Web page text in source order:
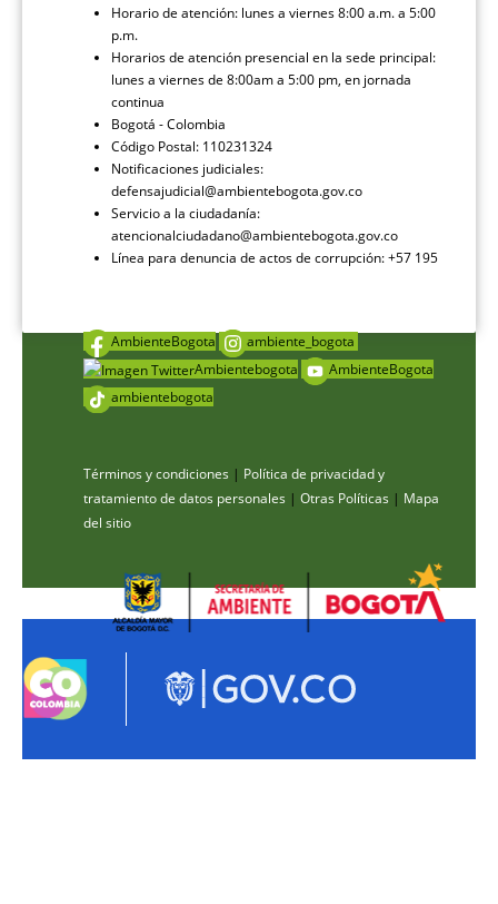
Horario de atención: lunes a viernes 8:00 a.m. a 5:00
p.m.
Horarios de atención presencial en la sede principal:
lunes a viernes de 8:00am a 5:00 pm, en jornada
continua
Bogotá - Colombia
Código Postal: 110231324
Notificaciones judiciales:
defensajudicial@ambientebogota.gov.co
Servicio a la ciudadanía:
atencionalciudadano@ambientebogota.gov.co
Línea para denuncia de actos de corrupción: +57 195
AmbienteBogota
ambiente_bogota
Ambientebogota
AmbienteBogota
ambientebogota
Términos y condiciones | Política de privacidad y
tratamiento de datos personales | Otras Políticas | Mapa
del sitio